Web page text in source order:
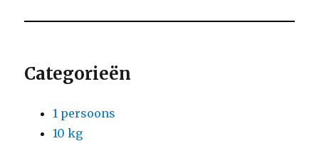
Categorieën
1 persoons
10 kg